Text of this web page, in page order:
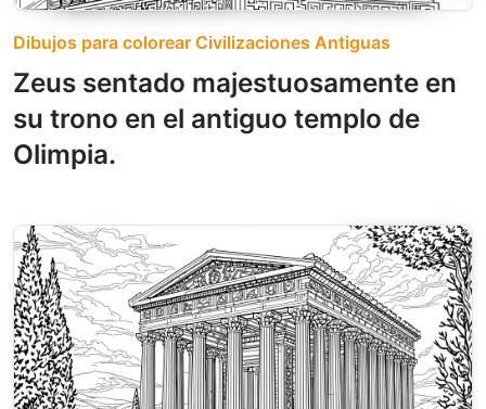
Dibujos para colorear Civilizaciones Antiguas
Zeus sentado majestuosamente en
su trono en el antiguo templo de
Olimpia.